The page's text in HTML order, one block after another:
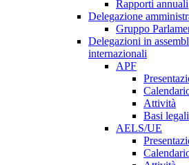
Rapporti annuali
Delegazione
Gruppo
Delegazioni in
internazionali
APF
Attività
Basi legali
AELS/UE